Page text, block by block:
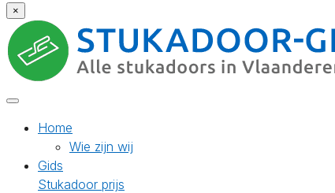
×
Home
Wie zijn wij
Gids
Stukadoor prijs